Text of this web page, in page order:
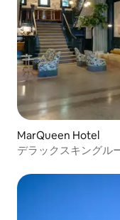
MarQueen Hotel
デラックスキングル